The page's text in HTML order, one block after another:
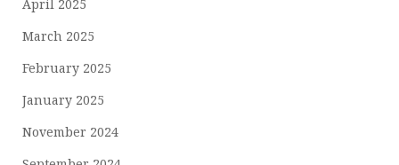
April 2025
March 2025
February 2025
January 2025
November 2024